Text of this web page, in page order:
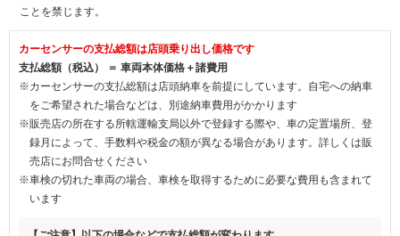
ことを禁じます。
カーセンサーの支払総額は店頭乗り出し価格です
支払総額（税込） ＝ 車両本体価格＋諸費用
※カーセンサーの支払総額は店頭納車を前提にしています。自宅への納車
をご希望された場合などは、別途納車費用がかかります
※販売店の所在する所轄運輸支局以外で登録する際や、車の定置場所、登
録月によって、手数料や税金の額が異なる場合があります。詳しくは販
売店にお問合せください
※車検の切れた車両の場合、車検を取得するために必要な費用も含まれて
います